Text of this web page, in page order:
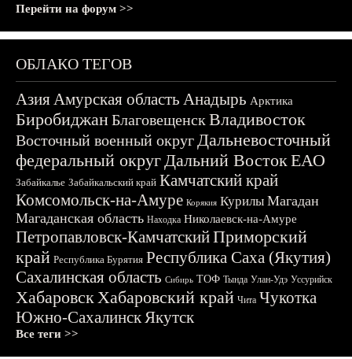
Перейти на форум >>
ОБЛАКО ТЕГОВ
АзияАмурская область Анадырь Арктика
БиробиджанБлаговещенскВладивосток
Восточный военный округДальневосточный
федеральный округДальний ВостокЕАО
Забайкалье Забайкальский край Камчатский край
Комсомольск-на-Амуре Корякия Курилы Магадан
Магаданская область Находка Николаевск-на-Амуре
Петропавловск-КамчатскийПриморский
край Республика Бурятия Республика Саха (Якутия)
Сахалинская область Сибирь ТОФ Тында Улан-Удэ Уссурийск
ХабаровскХабаровский край Чита Чукотка
Южно-СахалинскЯкутск
Все теги >>